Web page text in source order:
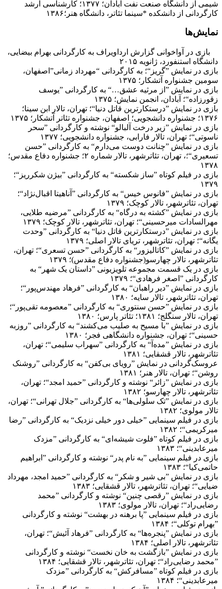
شیمی از دانشگاه صنعت نفت آبادان؛ ۱۳۷۷؛ کارشناسی ارشد
کارگردانی از دانشکده *سینما تئاتر، دانشگاه هنر؛۱۳۸۶
نمایش‌ها
بازی در آواخوانی گزارش ارداویراف به کارگردانی بهرام بیضایی،
دانشگاه استنفورد، ژانویه ۲۰۱۵
بازی در نمایش ”گریز“؛ به کارگردانی “مهرداد زمانی”اصفهان،
سومین جشنواره آتشکار؛ ۱۳۷۵
بازی در نمایش ”از مرثیه عشق…“ به کارگردانی ”یوسف
زقورزاده“؛ آبادان، انجمن نمایش؛ ۱۳۷۵
بازی در نمایش ”درستکارترین قاتل دنیا“؛ تهران، تالار ابن سینا؛
۱۳۷۶؛ جشنواره دانشجویی؛ اصفهان، جشنواره تئاتر آتشکار؛ ۱۳۷۵
بازی در نمایش ”زیر درخت آلبالو“ نوشته و کارگردانی ”سحر
ناسوتی“؛ تهران، تالار فارابی، جشنواره دانشجویی؛ ۱۳۷۷
بازی در نمایش ”چنانت دوست می‌دارم“ به کارگردانی ”حسن
تسعیری“؛، تهران، تئاترشهر، تالار شماره ۲؛ جشنواره دفاع مقدس؛
۱۳۷۸
بازی در فیلم کوتاه ”ساز شکسته“ به کارگردانی ”بیژن شکرریز“؛
۱۳۷۹
بازی در نمایش ”فانوس خیس“ به کارگردانی ”آناهیتا اقبال‌نژاد“؛
تهران، تئاترشهر، تالار کوچک؛ ۱۳۷۹
بازی در نمایش ”کشته به درگاه“ به کارگردانی ”مرضیه طلایی،
مهرالسادات میرحسینی“؛ تهران، تئاترشهر، تالار کوچک؛ ۱۳۷۹
بازی در نمایش ”درستکارترین قاتل دنیا“ به کارگردانی ”وحدت
یگانه“؛ تهران، تئاترشهر، تریای تالار اصلی؛ ۱۳۷۹
بازی در نمایش ”کاتالیزور“ به کارگردانی ”حسن تسعری“؛ تهران،
تئاترشهر، تالار چهارسو(جشنواره دفاع مقدس)؛ ۱۳۷۹
بازی در یک قسمت مجموعه تلویزیونی ”داستان یک شهر“ به
کارگردانی ”اصغر فرهادی“؛ ۱۳۷۹
بازی در نمایش ”دیر راهبان“ به کارگردانی ”فرهاد مهندس‌پور“؛
تهران، تئاترشهر، تالار سایه؛ ۱۳۸۰
بازی در نمایش ”حسن سنتوری“ به کارگردانی ”معصومه تقی‌پور“؛
تهران، تالار سنگلج؛ ۱۳۸۱؛ تئاتر پارس؛ ۱۳۸۰
بازی در نمایش ”با مسیح به صلیب می‌کشند“ به کارگردانی ”روزبه
حسینی“؛ تهران، جشنواره دانشگاهی فجر؛ ۱۳۸۰
بازی در نمایش ”مده‌آ“ به کارگردانی ”سهراب سلیمی“؛ تهران،
تئاترشهر، تالار قشقایی؛ ۱۳۸۱
عروسک‌گردانی در نمایش ”رویای بی‌کفن“ به کارگردانی ”روشنک
روشن“؛ تهران، تالار هنر؛ ۱۳۸۱
بازی در نمایش ”زائر“ نوشته و کارگردانی ”حمید امجد“؛ تهران،
تئاترشهر، تالار چهارسو؛ ۱۳۸۲
بازی در نمایش ”تک سلولی‌ها“ به کارگردانی ”جلال تهرانی“؛ تهران،
تالار مولوی؛ ۱۳۸۲
بازی در فیلم سینمایی ”خیلی دور خیلی نزدیک“ به کارگردانی ”رضا
میرکریمی“؛ ۱۳۸۲
بازی در فیلم کوتاه ”فلوت شیشه‌ای“ به کارگردانی ”مزدک
میرعابدینی“؛ ۱۳۸۳
بازی در فیلم سینمایی ”به نام پدر“ نوشته و کارگردانی ”ابراهیم
حاتمی‌کیا“؛ ۱۳۸۳
بازی در نمایش ”بی شیر و شکر“ به کارگردانی ”حمید امجد، مهرداد
ضیایی“؛ تهران، تئاترشهر، تالار قشقایی؛ ۱۳۸۳
بازی در نمایش ”رقصی چنین“ نوشته و کارگردانی ”محمد
رضایی‌راد“؛ تهران، تالار مولوی؛ ۱۳۸۳
بازی در فیلم سینمایی ”پا برهنه در بهشت“ نوشته و کارگردانی
”بهرام توکلی“؛ ۱۳۸۴
بازی در نمایش ”پنجره‌ها“ به کارگردانی ”فرهاد آئیش“؛ تهران،
تئاترشهر، تالار اصلی؛ ۱۳۸۴
بازی در نمایش ”بازگشت به خان نخست“ نوشته و کارگردانی
”محمد رضایی‌راد“؛ تهران، تئاترشهر، تالار قشقایی؛ ۱۳۸۴
بازی در فیلم کوتاه ”مسافرکش“ به کارگردانی ”مزدک
میرعابدینی“؛ ۱۳۸۴